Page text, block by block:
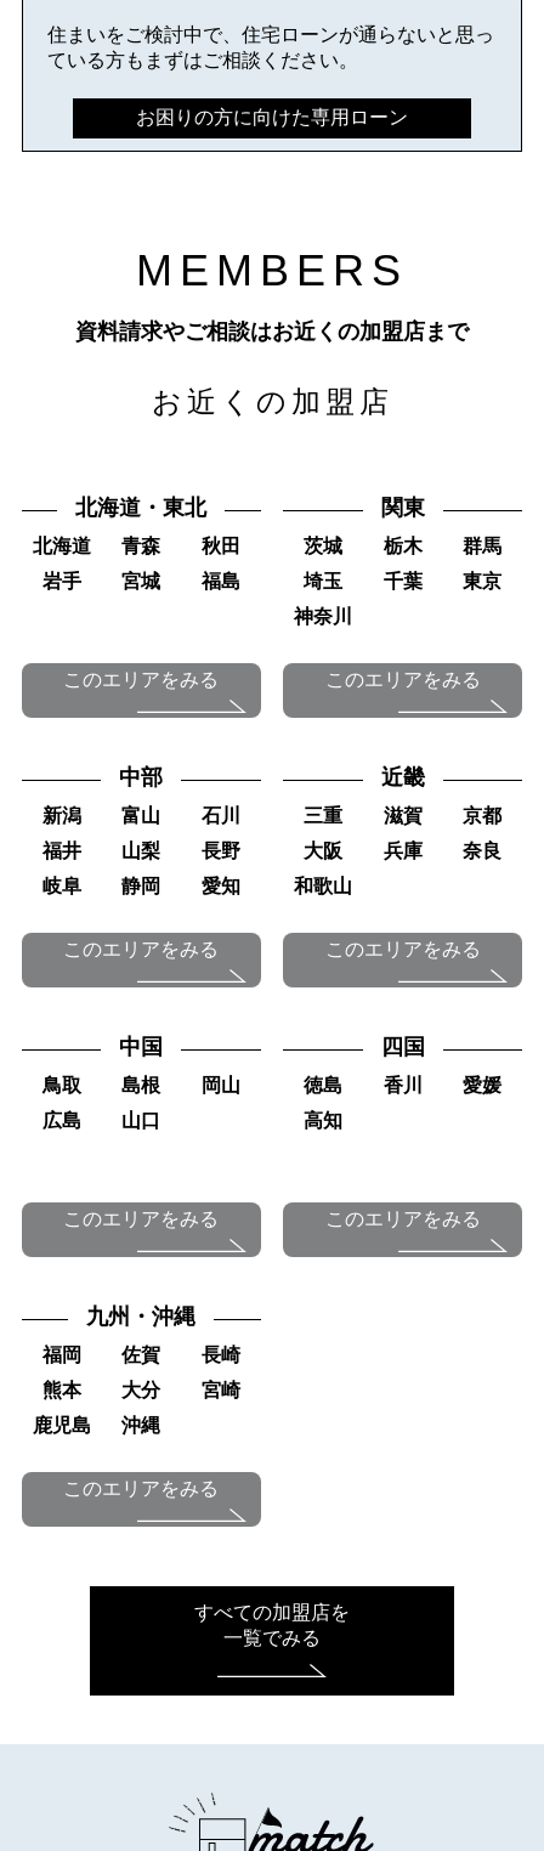
住まいをご検討中で、住宅ローンが通らないと思っ
ている方もまずはご相談ください。
お困りの方に向けた専用ローン
M E M B E R S
資料請求やご相談はお近くの加盟店まで
お近くの加盟店
北海道・東北
北海道 青森
秋田
岩手
宮城 福島
このエリアをみる
関東
茨城 栃木
群馬
埼玉
千葉
東京
神奈川
このエリアをみる
中部
新潟 富山
石川
福井
山梨
長野
岐阜
静岡 愛知
このエリアをみる
近畿
三重 滋賀
京都
大阪
兵庫
奈良
和歌山
このエリアをみる
中国
鳥取 島根
岡山
広島
山口
このエリアをみる
四国
徳島 香川
愛媛
高知
このエリアをみる
九州・沖縄
福岡 佐賀
長崎
熊本
大分
宮崎
鹿児島
沖縄
このエリアをみる
すべての加盟店を
一覧でみる